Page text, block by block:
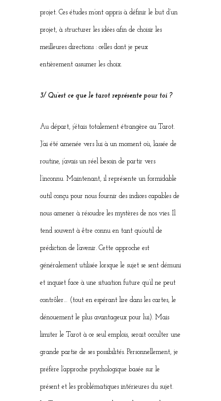
projet. Ces études m’ont appris à définir le but d’un
projet, à structurer les idées afin de choisir les
meilleures directions : celles dont je peux
entièrement assumer les choix.
3/ Qu’est ce que le tarot représente pour toi ?
Au départ, j’étais totalement étrangère au Tarot.
J’ai été amenée vers lui à un moment où, lassée de
routine, j’avais un réel besoin de partir vers
l’inconnu. Maintenant, il représente un formidable
outil conçu pour nous fournir des indices capables de
nous amener à résoudre les mystères de nos vies. Il
tend souvent à être connu en tant qu’outil de
prédiction de l’avenir. Cette approche est
généralement utilisée lorsque le sujet se sent démuni
et inquiet face à une situation future qu’il ne peut
contrôler… (tout en espérant lire dans les cartes, le
dénouement le plus avantageux pour lui). Mais
limiter le Tarot à ce seul emplois, serait occulter une
grande partie de ses possibilités. Personnellement, je
préfère l’approche psychologique basée sur le
présent et les problématiques intérieures du sujet.